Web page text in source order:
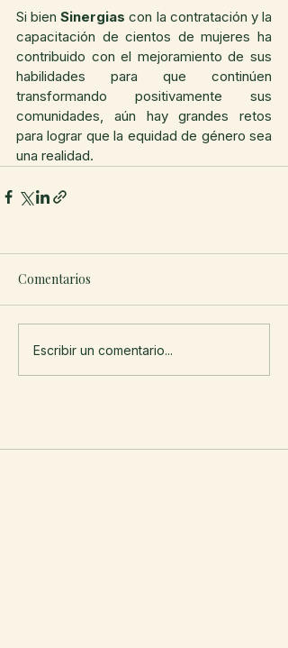
Si bien Sinergias con la contratación y la
capacitación de cientos de mujeres ha
contribuido con el mejoramiento de sus
habilidades para que continúen
transformando positivamente sus
comunidades, aún hay grandes retos
para lograr que la equidad de género sea
una realidad.
Comentarios
Escribir un comentario...